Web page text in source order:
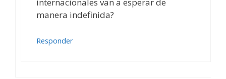
internacionales van a esperar de
manera indefinida?
Responder